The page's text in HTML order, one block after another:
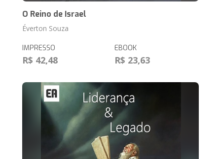
O Reino de Israel
Éverton Souza
IMPRESSO
R$ 42,48
EBOOK
R$ 23,63